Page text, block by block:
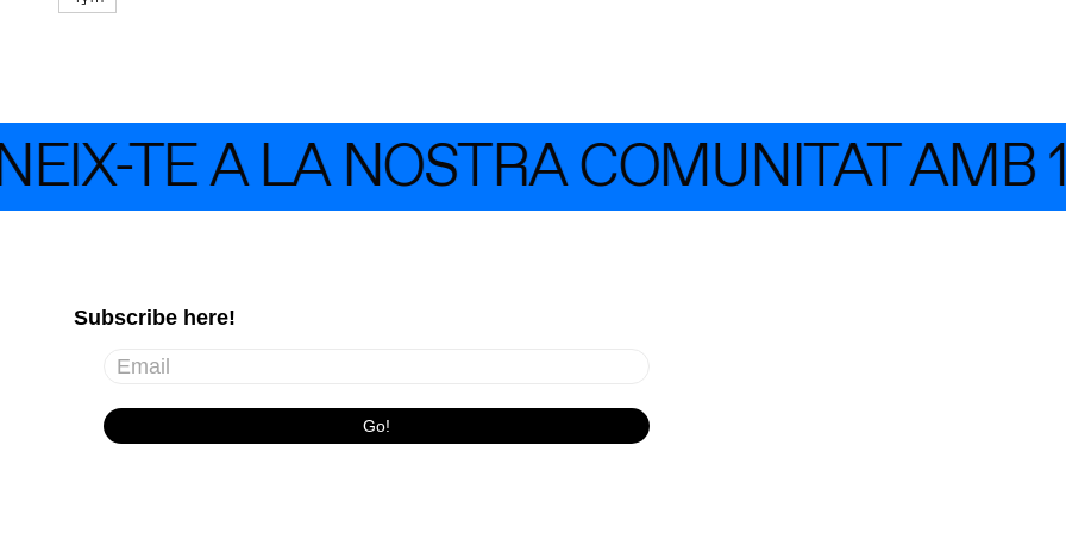
TE A LA NOSTRA COMUNITAT AMB